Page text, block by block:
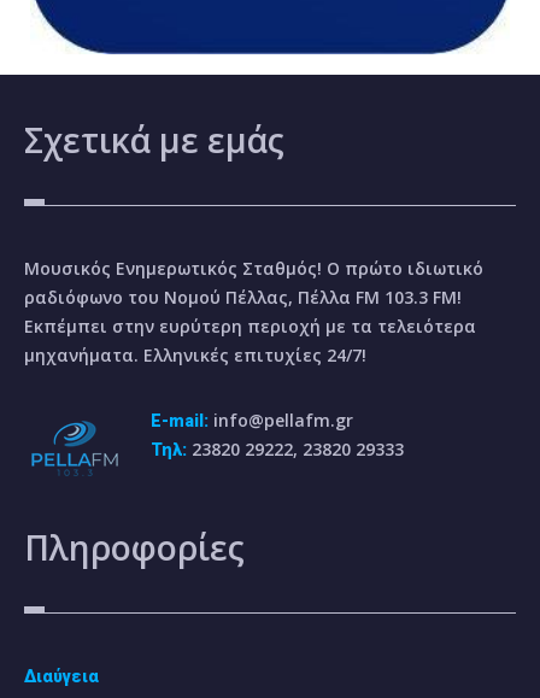
Σχετικά με εμάς
Μουσικός Ενημερωτικός Σταθμός! Ο πρώτο ιδιωτικό
ραδιόφωνο του Νομού Πέλλας, Πέλλα FM 103.3 FM!
Εκπέμπει στην ευρύτερη περιοχή με τα τελειότερα
μηχανήματα. Ελληνικές επιτυχίες 24/7!
E-mail: info@pellafm.gr
Τηλ: 23820 29222, 23820 29333
Πληροφορίες
Διαύγεια